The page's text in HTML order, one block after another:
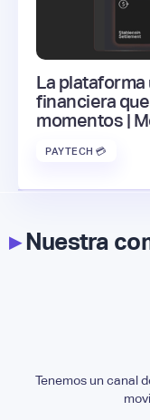
La
financiera
momentos |
PAYTECH 💳
▸Nuestra
Tenemos un canal